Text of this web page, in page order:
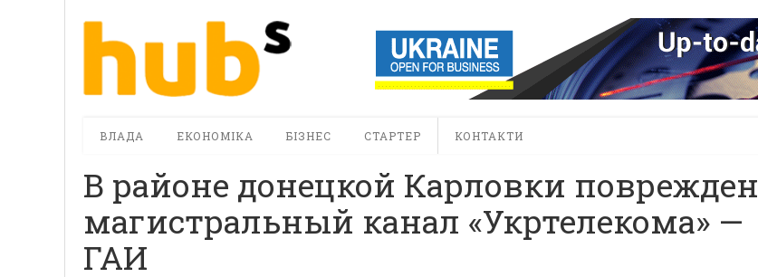
ВЛАДА ЕКОНОМІКА БІЗНЕС СТАРТЕР КОНТАКТИ
В районе донецкой Карловки поврежден
магистральный канал «Укртелекома» —
ГАИ